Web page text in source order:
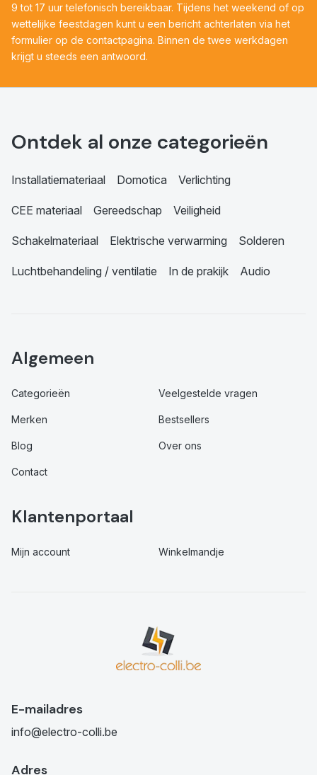
9 tot 17 uur telefonisch bereikbaar. Tijdens het weekend of op
wettelijke feestdagen kunt u een bericht achterlaten via het
formulier op de contactpagina. Binnen de twee werkdagen
krijgt u steeds een antwoord.
Ontdek al onze categorieën
Installatiemateriaal Domotica Verlichting
CEE materiaal Gereedschap Veiligheid
Schakelmateriaal Elektrische verwarming Solderen
Luchtbehandeling / ventilatie In de prakijk Audio
Algemeen
Categorieën Veelgestelde vragen
Merken Bestsellers
Blog Over ons
Contact
Klantenportaal
Mijn account Winkelmandje
E-mailadres
info@electro-colli.be
Adres